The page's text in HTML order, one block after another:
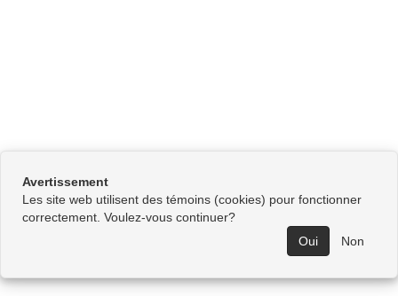
Avertissement
Les site web utilisent des témoins (cookies) pour fonctionner
correctement. Voulez-vous continuer?
Oui
Non